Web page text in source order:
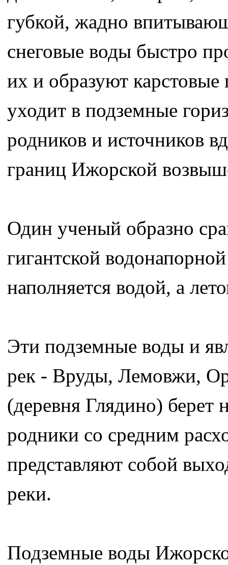
губкой, жадно
снеговые воды быстро
их и образуют
уходит в подземные
родников и источников
границ Ижорской
Один ученый образно
гигантской
наполняется водой, а
Эти подземные воды и
рек - Вруды, Лемовжи,
(деревня Глядино) берет
родники со средним
представляют собой
реки.
Подземные воды